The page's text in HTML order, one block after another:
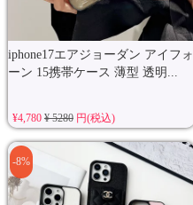
iphone17エアジョーダン アイフォ
ーン 15携帯ケース 薄型 透明...
¥4,780 ¥ 5280円(税込)
-8%